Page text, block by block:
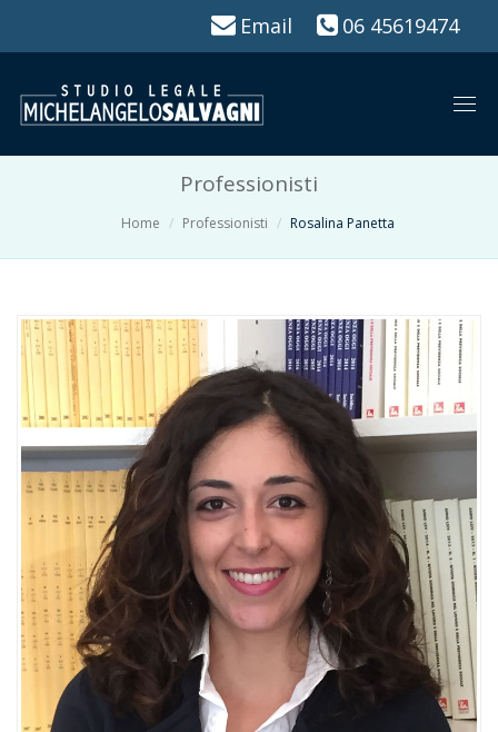
Email 06 45619474
Professionisti
Home Professionisti Rosalina Panetta